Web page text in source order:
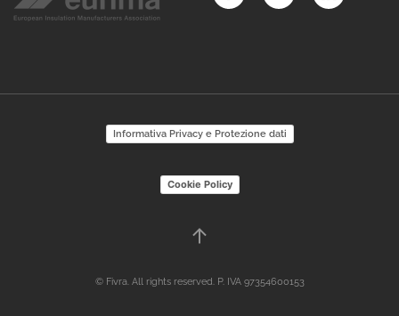
Informativa Privacy e Protezione dati
Cookie Policy
© Fivra. All rights reserved. P. IVA 97354600153